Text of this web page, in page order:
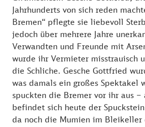
Abteilung der Stadt zu buchen
Jahrhunderts von sich reden
Bremen“ pflegte sie liebevoll
jedoch über mehrere Jahre
Verwandten und Freunde mit
wurde ihr Vermieter misstrauisch
die Schliche. Gesche Gottfried
was damals ein großes Spektakel
spuckten die Bremer vor ihr aus –
befindet sich heute der
da noch die Mumien im Bleikeller